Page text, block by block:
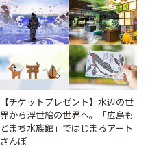
【チケットプレゼント】水辺の世
界から浮世絵の世界へ。「広島も
とまち水族館」ではじまるアート
さんぽ